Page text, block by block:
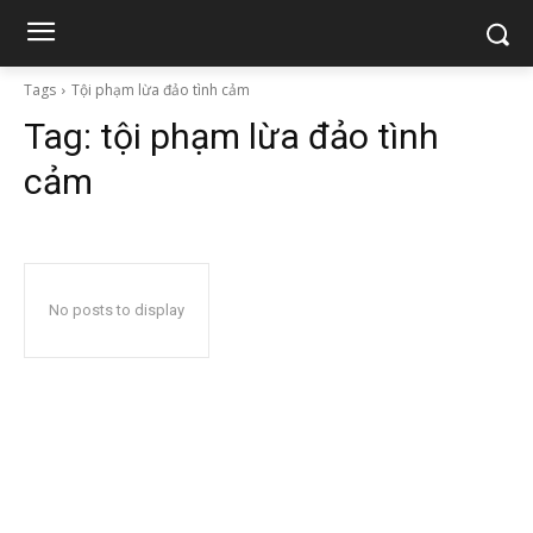
Tags Tội phạm lừa đảo tình cảm
Tag: tội phạm lừa đảo tình
cảm
No posts to display